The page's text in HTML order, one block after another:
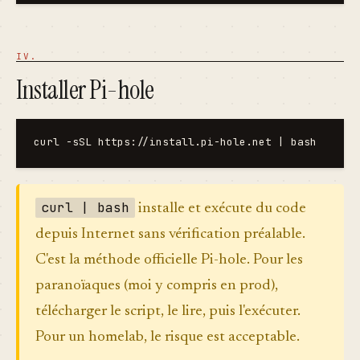
Installer Pi-hole
curl | bash
installe et exécute du code
depuis Internet sans vérification préalable.
C'est la méthode officielle Pi-hole. Pour les
paranoïaques (moi y compris en prod),
télécharger le script, le lire, puis l'exécuter.
Pour un homelab, le risque est acceptable.